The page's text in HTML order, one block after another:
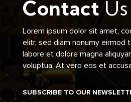
Contact Us
Lorem ipsum dolor sit amet,
elitr, sed diam nonumy eirmod
labore et dolore magna
voluptua. At vero eos et
SUBSCRIBE TO OUR